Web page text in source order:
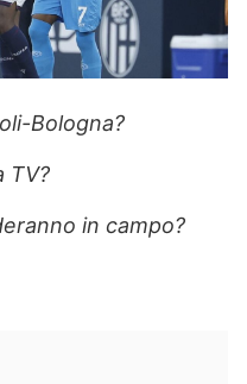
Bologna?
TV?
in campo?